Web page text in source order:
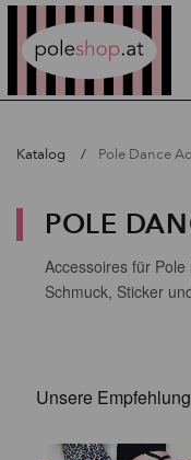
Katalog Pole Dance
POLE
Accessoires für
Schmuck, Sticker